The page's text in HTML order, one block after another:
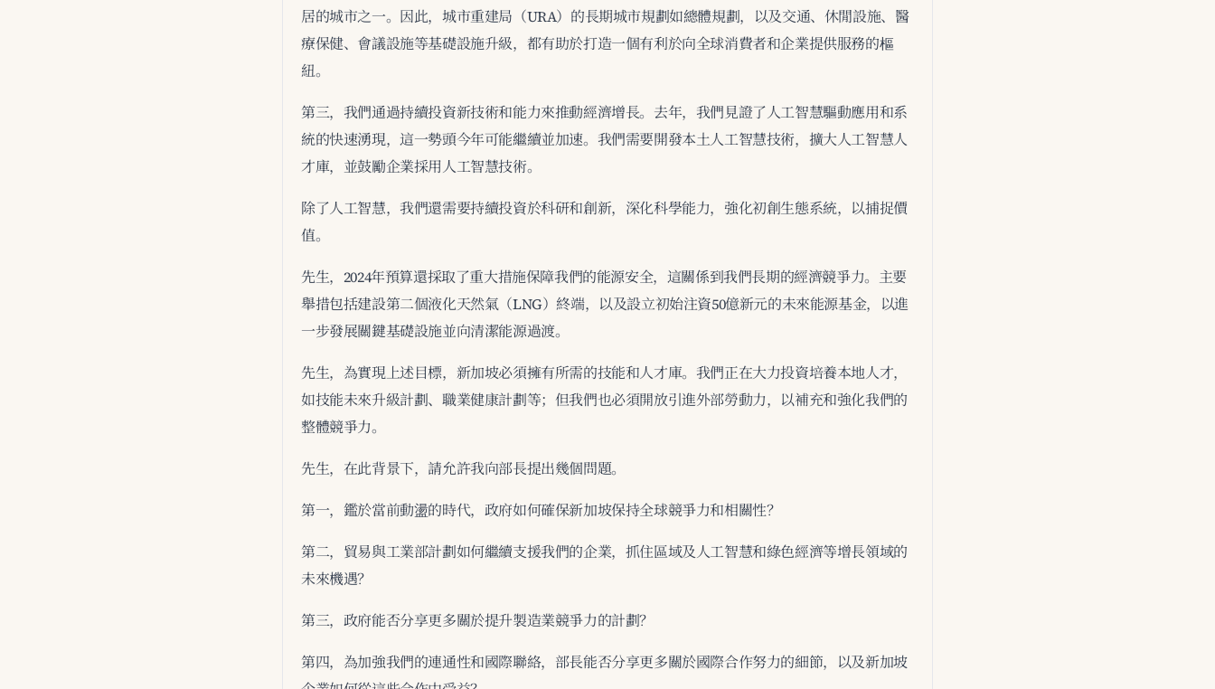
居的城市之一。因此，城市重建局（URA）的長期城市規劃如總體規劃，以及交通、休閒設施、醫
療保健、會議設施等基礎設施升級，都有助於打造一個有利於向全球消費者和企業提供服務的樞
紐。
第三，我們通過持續投資新技術和能力來推動經濟增長。去年，我們見證了人工智慧驅動應用和系
統的快速湧現，這一勢頭今年可能繼續並加速。我們需要開發本土人工智慧技術，擴大人工智慧人
才庫，並鼓勵企業採用人工智慧技術。
除了人工智慧，我們還需要持續投資於科研和創新，深化科學能力，強化初創生態系統，以捕捉價
值。
先生，2024年預算還採取了重大措施保障我們的能源安全，這關係到我們長期的經濟競爭力。主要
舉措包括建設第二個液化天然氣（LNG）終端，以及設立初始注資50億新元的未來能源基金，以進
一步發展關鍵基礎設施並向清潔能源過渡。
先生，為實現上述目標，新加坡必須擁有所需的技能和人才庫。我們正在大力投資培養本地人才，
如技能未來升級計劃、職業健康計劃等；但我們也必須開放引進外部勞動力，以補充和強化我們的
整體競爭力。
先生，在此背景下，請允許我向部長提出幾個問題。
第一，鑑於當前動盪的時代，政府如何確保新加坡保持全球競爭力和相關性？
第二，貿易與工業部計劃如何繼續支援我們的企業，抓住區域及人工智慧和綠色經濟等增長領域的
未來機遇？
第三，政府能否分享更多關於提升製造業競爭力的計劃？
第四，為加強我們的連通性和國際聯絡，部長能否分享更多關於國際合作努力的細節，以及新加坡